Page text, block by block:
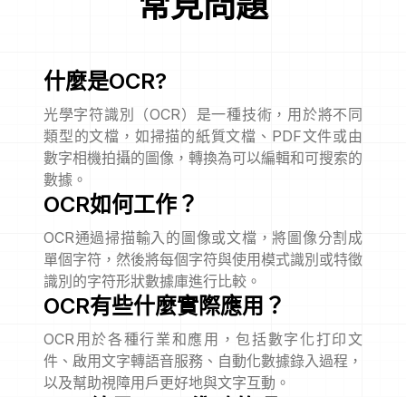
什麼是OCR?
光學字符識別（OCR）是一種技術，用於將不同
類型的文檔，如掃描的紙質文檔、PDF文件或由
數字相機拍攝的圖像，轉換為可以編輯和可搜索的
數據。
OCR如何工作？
OCR通過掃描輸入的圖像或文檔，將圖像分割成
單個字符，然後將每個字符與使用模式識別或特徵
識別的字符形狀數據庫進行比較。
OCR有些什麼實際應用？
OCR用於各種行業和應用，包括數字化打印文
件、啟用文字轉語音服務、自動化數據錄入過程，
以及幫助視障用戶更好地與文字互動。